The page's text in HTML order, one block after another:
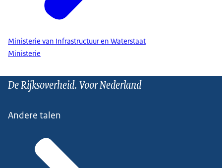
Ministerie van Infrastructuur en Waterstaat
Ministerie
De Rijksoverheid. Voor Nederland
Andere talen